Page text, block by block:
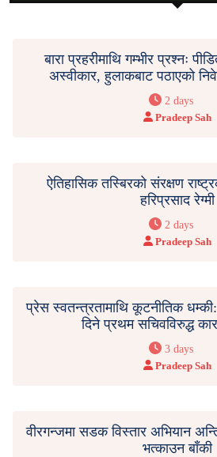
बारा प्रहरीमाथि गम्भीर प्रश्नः
अस्वीकार, हुलाकबाट पठाएको
2 days
Pradeep Sah
ऐतिहासिक तस्बिरको संरक्षण
हरिप्रसाद रेग्मी
2 days
Pradeep Sah
प्रेस स्वतन्त्रतामाथि कूटनीतिक
दिने प्रथम सचिवविरुद्ध
3 days
Pradeep Sah
वीरगन्जमा सडक विस्तार अभियान
भत्काउन बाँकी